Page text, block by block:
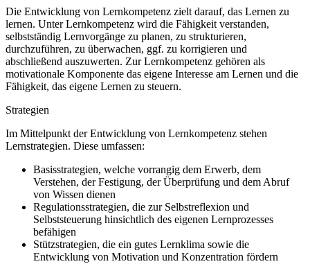
Die Entwicklung von Lernkompetenz zielt darauf, das Lernen zu
lernen. Unter Lernkompetenz wird die Fähigkeit verstanden,
selbstständig Lernvorgänge zu planen, zu strukturieren,
durchzuführen, zu überwachen, ggf. zu korrigieren und
abschließend auszuwerten. Zur Lernkompetenz gehören als
motivationale Komponente das eigene Interesse am Lernen und die
Fähigkeit, das eigene Lernen zu steuern.
Strategien
Im Mittelpunkt der Entwicklung von Lernkompetenz stehen
Lernstrategien. Diese umfassen:
Basisstrategien, welche vorrangig dem Erwerb, dem
Verstehen, der Festigung, der Überprüfung und dem Abruf
von Wissen dienen
Regulationsstrategien, die zur Selbstreflexion und
Selbststeuerung hinsichtlich des eigenen Lernprozesses
befähigen
Stützstrategien, die ein gutes Lernklima sowie die
Entwicklung von Motivation und Konzentration fördern